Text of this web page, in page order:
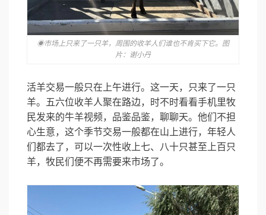
◉市场上只来了一只羊，周围的收羊人们谁也不肯买下它。图
片：谢小丹
活羊交易一般只在上午进行。这一天，只来了一只
羊。五六位收羊人聚在路边，时不时看看手机里牧
民发来的牛羊视频，品鉴品鉴，聊聊天。他们不担
心生意，这个季节交易一般都在山上进行，年轻人
们都去了，可以一次性收上七、八十只甚至上百只
羊，牧民们便不再需要来市场了。